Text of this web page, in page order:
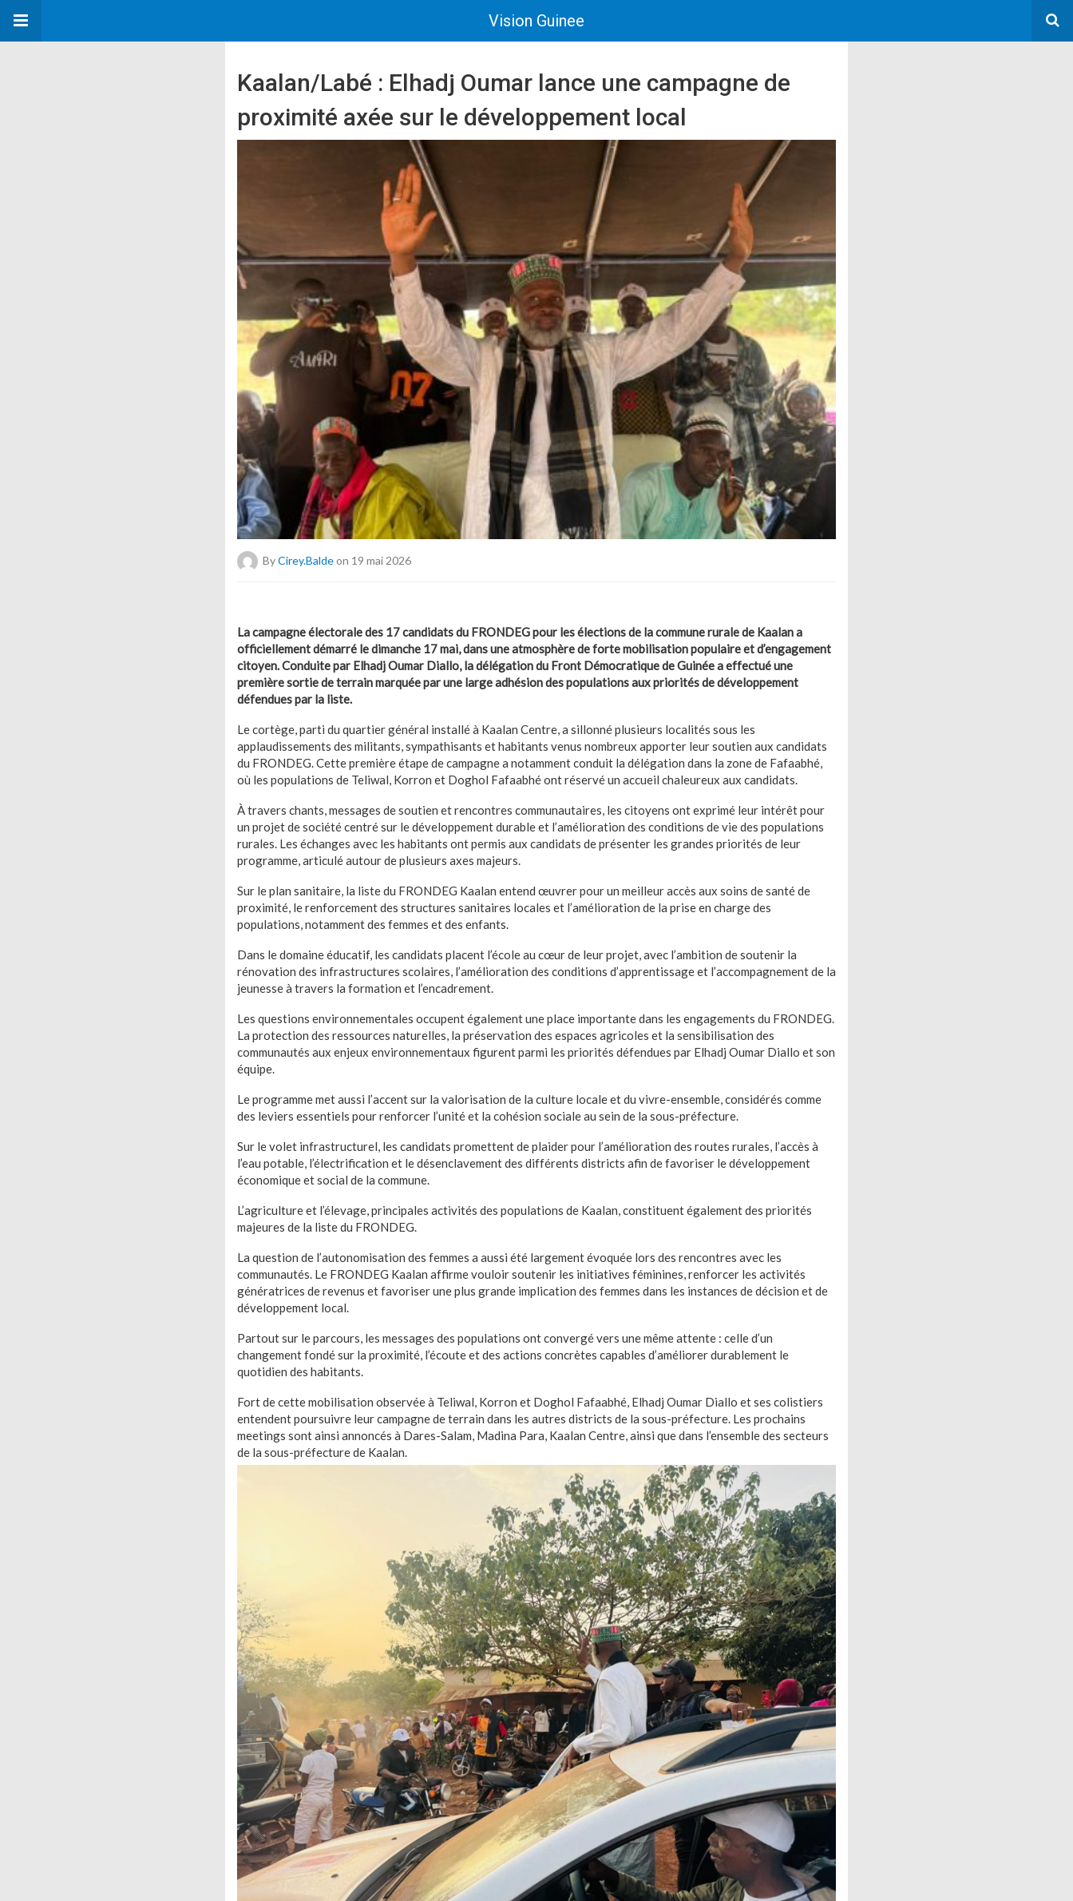
Vision Guinee
Kaalan/Labé : Elhadj Oumar lance une campagne de
proximité axée sur le développement local
ByCirey.baldeon 19 mai 2026
La campagne électorale des 17 candidats du FRONDEG pour les élections de la commune rurale de Kaalan a
officiellement démarré le dimanche 17 mai, dans une atmosphère de forte mobilisation populaire et d’engagement
citoyen. Conduite par Elhadj Oumar Diallo, la délégation du Front Démocratique de Guinée a effectué une
première sortie de terrain marquée par une large adhésion des populations aux priorités de développement
défendues par la liste.
Le cortège, parti du quartier général installé à Kaalan Centre, a sillonné plusieurs localités sous les
applaudissements des militants, sympathisants et habitants venus nombreux apporter leur soutien aux candidats
du FRONDEG. Cette première étape de campagne a notamment conduit la délégation dans la zone de Fafaabhé,
où les populations de Teliwal, Korron et Doghol Fafaabhé ont réservé un accueil chaleureux aux candidats.
À travers chants, messages de soutien et rencontres communautaires, les citoyens ont exprimé leur intérêt pour
un projet de société centré sur le développement durable et l’amélioration des conditions de vie des populations
rurales. Les échanges avec les habitants ont permis aux candidats de présenter les grandes priorités de leur
programme, articulé autour de plusieurs axes majeurs.
Sur le plan sanitaire, la liste du FRONDEG Kaalan entend œuvrer pour un meilleur accès aux soins de santé de
proximité, le renforcement des structures sanitaires locales et l’amélioration de la prise en charge des
populations, notamment des femmes et des enfants.
Dans le domaine éducatif, les candidats placent l’école au cœur de leur projet, avec l’ambition de soutenir la
rénovation des infrastructures scolaires, l’amélioration des conditions d’apprentissage et l’accompagnement de la
jeunesse à travers la formation et l’encadrement.
Les questions environnementales occupent également une place importante dans les engagements du FRONDEG.
La protection des ressources naturelles, la préservation des espaces agricoles et la sensibilisation des
communautés aux enjeux environnementaux figurent parmi les priorités défendues par Elhadj Oumar Diallo et son
équipe.
Le programme met aussi l’accent sur la valorisation de la culture locale et du vivre-ensemble, considérés comme
des leviers essentiels pour renforcer l’unité et la cohésion sociale au sein de la sous-préfecture.
Sur le volet infrastructurel, les candidats promettent de plaider pour l’amélioration des routes rurales, l’accès à
l’eau potable, l’électrification et le désenclavement des différents districts afin de favoriser le développement
économique et social de la commune.
L’agriculture et l’élevage, principales activités des populations de Kaalan, constituent également des priorités
majeures de la liste du FRONDEG.
La question de l’autonomisation des femmes a aussi été largement évoquée lors des rencontres avec les
communautés. Le FRONDEG Kaalan affirme vouloir soutenir les initiatives féminines, renforcer les activités
génératrices de revenus et favoriser une plus grande implication des femmes dans les instances de décision et de
développement local.
Partout sur le parcours, les messages des populations ont convergé vers une même attente : celle d’un
changement fondé sur la proximité, l’écoute et des actions concrètes capables d’améliorer durablement le
quotidien des habitants.
Fort de cette mobilisation observée à Teliwal, Korron et Doghol Fafaabhé, Elhadj Oumar Diallo et ses colistiers
entendent poursuivre leur campagne de terrain dans les autres districts de la sous-préfecture. Les prochains
meetings sont ainsi annoncés à Dares-Salam, Madina Para, Kaalan Centre, ainsi que dans l’ensemble des secteurs
de la sous-préfecture de Kaalan.